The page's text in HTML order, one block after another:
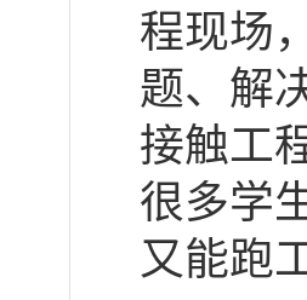
程现场
题、解
接触工
很多学
又能跑